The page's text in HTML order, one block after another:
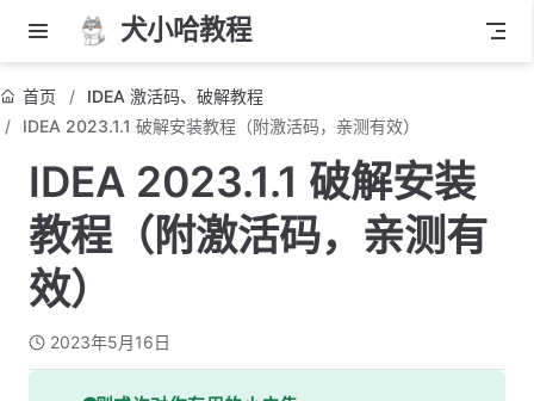
犬小哈教程
首页
IDEA 激活码、破解教程
IDEA 2023.1.1 破解安装教程（附激活码，亲测有效）
IDEA 2023.1.1 破解安装
教程（附激活码，亲测有
效）
2023年5月16日